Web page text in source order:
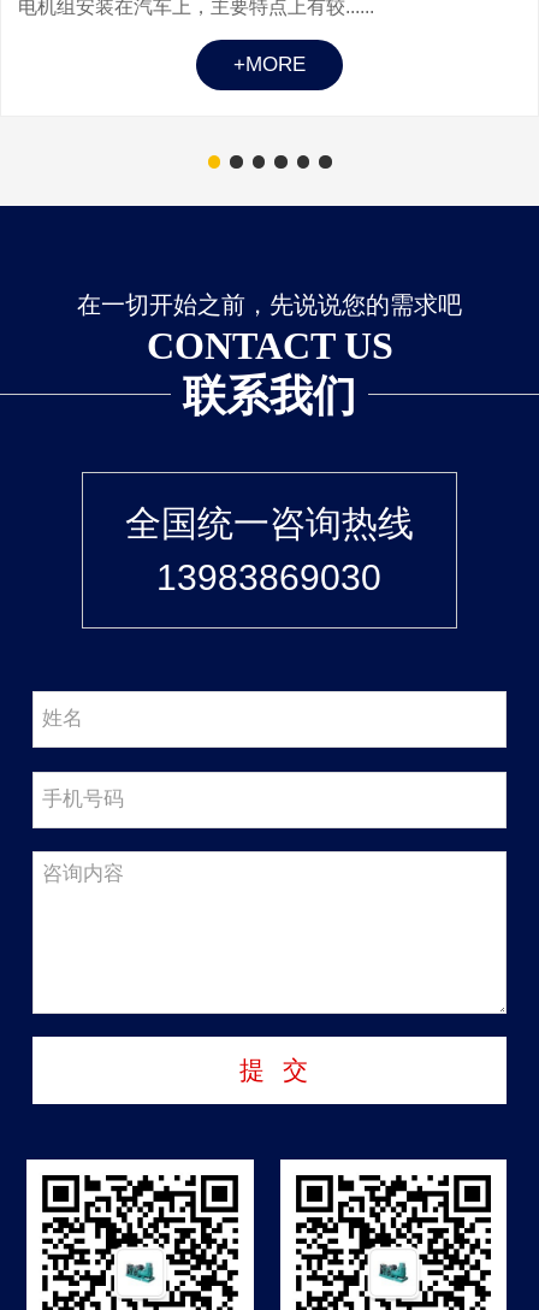
电机组安装在汽车上，主要特点上有较......
+MORE
在一切开始之前，先说说您的需求吧
CONTACT US
联系我们
全国统一咨询热线
13983869030